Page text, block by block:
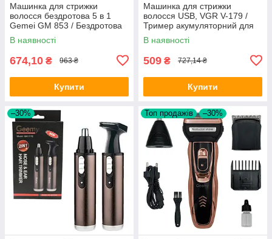
Машинка для стрижки
волосся бездротова 5 в 1
Gemei GM 853 / Бездротова
машинка для волосся
В наявності
674,10 ₴ 963 ₴
Купити
Машинка для стрижки
волосся USB, VGR V-179 /
Тример акумуляторний для
стрижки бороди
В наявності
509 ₴ 727,14 ₴
Купити
–30% Топ продажів –30%